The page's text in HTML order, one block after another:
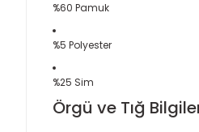
%60 Pamuk
%5 Polyester
%25 Sim
Örgü ve Tığ